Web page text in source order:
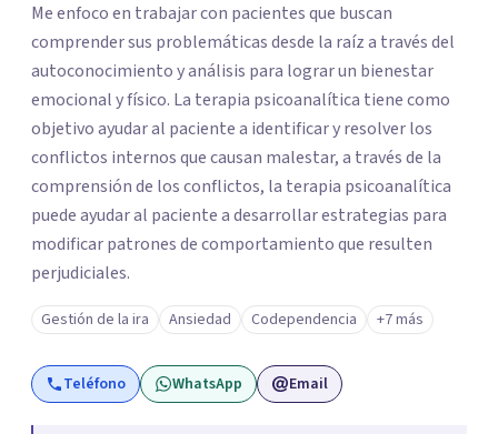
Me enfoco en trabajar con pacientes que buscan
comprender sus problemáticas desde la raíz a través del
autoconocimiento y análisis para lograr un bienestar
emocional y físico. La terapia psicoanalítica tiene como
objetivo ayudar al paciente a identificar y resolver los
conflictos internos que causan malestar, a través de la
comprensión de los conflictos, la terapia psicoanalítica
puede ayudar al paciente a desarrollar estrategias para
modificar patrones de comportamiento que resulten
perjudiciales.
Gestión de la ira Ansiedad Codependencia +7 más
Teléfono WhatsApp Email